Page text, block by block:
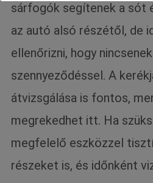
sárfogók segítenek a sót
az autó alsó részétől, de
ellenőrizni, hogy
szennyeződéssel. A
átvizsgálása is fontos,
megrekedhet itt. Ha
megfelelő eszközzel
részeket is, és időnként